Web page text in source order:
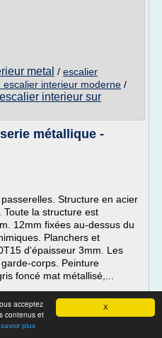
X
acceptez
contenus et
plus
metal / escalier
escalier interieur moderne /
escalier interieur sur
métallique -
Structure en acier
la structure est
12mm fixées au-dessus du
Planchers et
d'épaisseur 3mm. Les
corps. Peinture
foncé mat métallisé,...